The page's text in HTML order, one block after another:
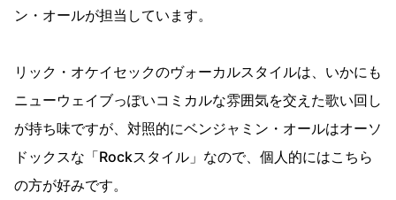
ン・オールが担当しています。
リック・オケイセックのヴォーカルスタイルは、いかにも
ニューウェイブっぽいコミカルな雰囲気を交えた歌い回し
が持ち味ですが、対照的にベンジャミン・オールはオーソ
ドックスな「Rockスタイル」なので、個人的にはこちら
の方が好みです。